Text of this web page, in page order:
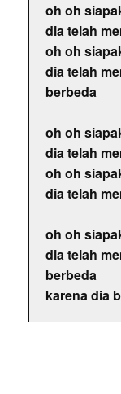
oh oh
dia telah
oh oh
dia telah
berbeda
oh oh
dia telah
oh oh
dia telah
oh oh
dia telah
berbeda
karena dia